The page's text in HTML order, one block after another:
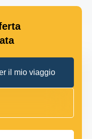
il mio viaggio